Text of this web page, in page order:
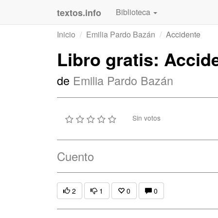
textos.info
Biblioteca
Inicio
Emilia Pardo Bazán Accidente
Libro gratis:
de Emilia Pardo Bazán
Sin votos
Cuento
2 1 0 0